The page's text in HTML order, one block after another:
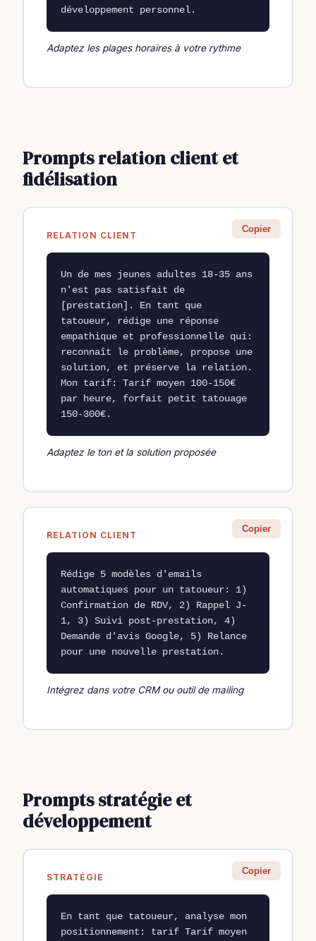
développement personnel.
Adaptez les plages horaires à votre rythme
Prompts relation client et
fidélisation
RELATION CLIENT
Copier
Un de mes jeunes adultes 18-35 ans
n'est pas satisfait de
[prestation]. En tant que
tatoueur, rédige une réponse
empathique et professionnelle qui:
reconnaît le problème, propose une
solution, et préserve la relation.
Mon tarif: Tarif moyen 100-150€
par heure, forfait petit tatouage
150-300€.
Adaptez le ton et la solution proposée
RELATION CLIENT
Copier
Rédige 5 modèles d'emails
automatiques pour un tatoueur: 1)
Confirmation de RDV, 2) Rappel J-
1, 3) Suivi post-prestation, 4)
Demande d'avis Google, 5) Relance
pour une nouvelle prestation.
Intégrez dans votre CRM ou outil de mailing
Prompts stratégie et
développement
STRATÉGIE
Copier
En tant que tatoueur, analyse mon
positionnement: tarif Tarif moyen